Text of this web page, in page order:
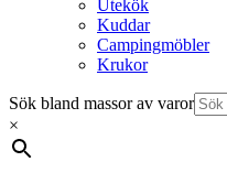
Utekök
Kuddar
Campingmöbler
Krukor
Sök bland massor av varor
×